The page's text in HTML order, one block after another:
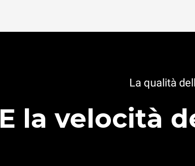
La qualità
E la velocità